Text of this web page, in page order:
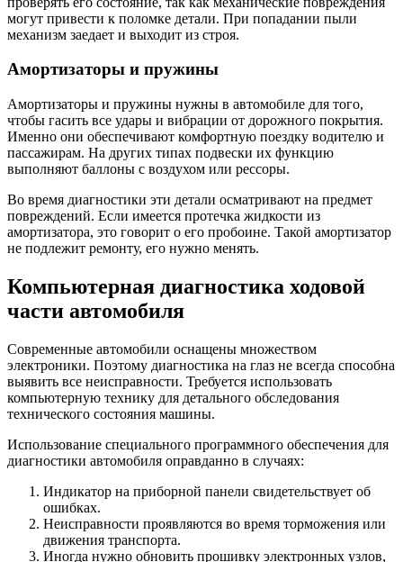
могут привести к поломке детали. При попадании пыли
механизм заедает и выходит из строя.
Амортизаторы и пружины
Амортизаторы и пружины нужны в автомобиле для того,
чтобы гасить все удары и вибрации от дорожного покрытия.
Именно они обеспечивают комфортную поездку водителю и
пассажирам. На других типах подвески их функцию
выполняют баллоны с воздухом или рессоры.
Во время диагностики эти детали осматривают на предмет
повреждений. Если имеется протечка жидкости из
амортизатора, это говорит о его пробоине. Такой амортизатор
не подлежит ремонту, его нужно менять.
Компьютерная диагностика ходовой
части автомобиля
Современные автомобили оснащены множеством
электроники. Поэтому диагностика на глаз не всегда способна
выявить все неисправности. Требуется использовать
компьютерную технику для детального обследования
технического состояния машины.
Использование специального программного обеспечения для
диагностики автомобиля оправданно в случаях:
Индикатор на приборной панели свидетельствует об
ошибках.
Неисправности проявляются во время торможения или
движения транспорта.
Иногда нужно обновить прошивку электронных узлов,